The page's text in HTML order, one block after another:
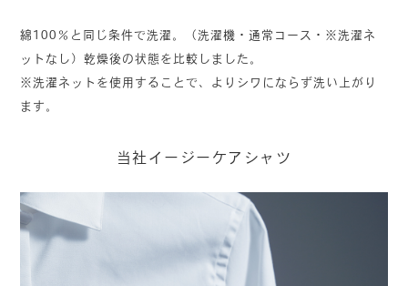
綿100％と同じ条件で洗濯。（洗濯機・通常コース・※洗濯ネ
ットなし）乾燥後の状態を比較しました。
※洗濯ネットを使用することで、よりシワにならず洗い上がり
ます。
当社イージーケアシャツ